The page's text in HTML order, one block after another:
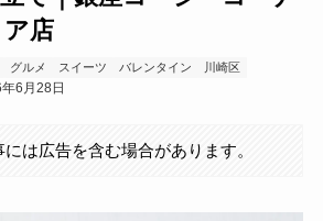
店
グルメ スイーツ バレンタイン 川崎区
6月28日
には広告を含む場合があります。